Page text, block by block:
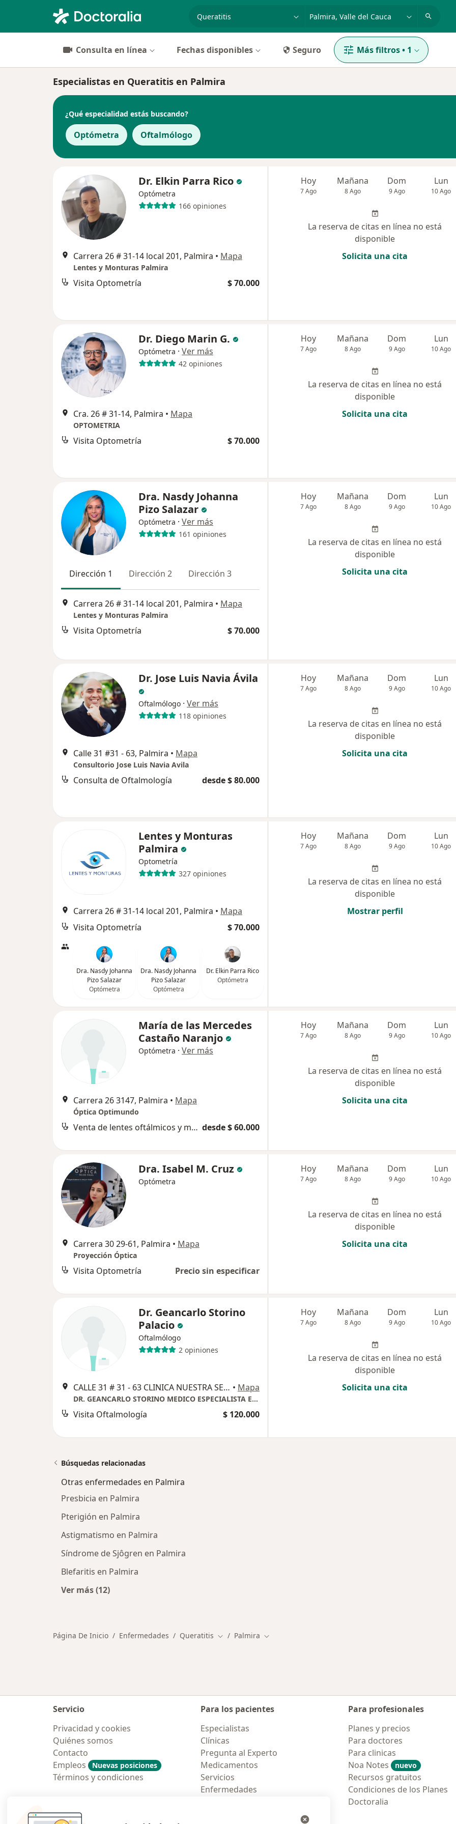
Consulta en línea Fechas disponibles Seguro Más filtros• 1
Especialistas en Queratitis en Palmira
¿Qué especialidad estás buscando?
Optómetra Oftalmólogo
Dr. Elkin Parra Rico
Optómetra
166 opiniones
Carrera 26 # 31-14 local 201, Palmira • Mapa
Lentes y Monturas Palmira
Visita Optometría $ 70.000
Hoy
7 Ago
Mañana
8 Ago
Dom
9 Ago
Lun
10 Ago
La reserva de citas en línea no está
disponible
Solicita una cita
Dr. Diego Marin G.
Optómetra · Ver más
42 opiniones
Cra. 26 # 31-14, Palmira • Mapa
OPTOMETRIA
Visita Optometría $ 70.000
Hoy
7 Ago
Mañana
8 Ago
Dom
9 Ago
Lun
10 Ago
La reserva de citas en línea no está
disponible
Solicita una cita
Dra. Nasdy Johanna
Pizo Salazar
Optómetra · Ver más
161 opiniones
Dirección 1 Dirección 2 Dirección 3
Carrera 26 # 31-14 local 201, Palmira • Mapa
Lentes y Monturas Palmira
Visita Optometría $ 70.000
Hoy
7 Ago
Mañana
8 Ago
Dom
9 Ago
Lun
10 Ago
La reserva de citas en línea no está
disponible
Solicita una cita
Dr. Jose Luis Navia Ávila
Oftalmólogo · Ver más
118 opiniones
Calle 31 #31 - 63, Palmira • Mapa
Consultorio Jose Luis Navia Avila
Consulta de Oftalmología desde $ 80.000
Hoy
7 Ago
Mañana
8 Ago
Dom
9 Ago
Lun
10 Ago
La reserva de citas en línea no está
disponible
Solicita una cita
Lentes y Monturas
Palmira
Optometría
327 opiniones
Carrera 26 # 31-14 local 201, Palmira • Mapa
Visita Optometría
$ 70.000
Dra. Nasdy Johanna
Pizo Salazar
Optómetra
Dra. Nasdy Johanna
Pizo Salazar
Optómetra
Dr. Elkin Parra Rico
Optómetra
Hoy
7 Ago
Mañana
8 Ago
Dom
9 Ago
Lun
10 Ago
La reserva de citas en línea no está
disponible
Mostrar perfil
María de las Mercedes
Castaño Naranjo
Optómetra · Ver más
Carrera 26 3147, Palmira • Mapa
Óptica Optimundo
Venta de lentes oftálmicos y monturas desde $ 60.000
Hoy
7 Ago
Mañana
8 Ago
Dom
9 Ago
Lun
10 Ago
La reserva de citas en línea no está
disponible
Solicita una cita
Dra. Isabel M. Cruz
Optómetra
Carrera 30 29-61, Palmira • Mapa
Proyección Óptica
Visita Optometría Precio sin especificar
Hoy
7 Ago
Mañana
8 Ago
Dom
9 Ago
Lun
10 Ago
La reserva de citas en línea no está
disponible
Solicita una cita
Dr. Geancarlo Storino
Palacio
Oftalmólogo
2 opiniones
CALLE 31 # 31 - 63 CLINICA NUESTRA SEÑORA DEL PALMAR, Palmira • Mapa
DR. GEANCARLO STORINO MEDICO ESPECIALISTA EN OFTALMOLOGIA
Visita Oftalmología $ 120.000
Hoy
7 Ago
Mañana
8 Ago
Dom
9 Ago
Lun
10 Ago
La reserva de citas en línea no está
disponible
Solicita una cita
Búsquedas relacionadas
Otras enfermedades en Palmira
Presbicia en Palmira
Pterigión en Palmira
Astigmatismo en Palmira
Síndrome de Sjôgren en Palmira
Blefaritis en Palmira
Ver más (12)
Página De Inicio Enfermedades Queratitis Cambiar de ciudad
Palmira Cambiar de ciudad
Servicio
Privacidad y cookies
Quiénes somos
Contacto
Empleos
Nuevas posiciones
Términos y condiciones
Para los pacientes
Especialistas
Clínicas
Pregunta al Experto
Medicamentos
Servicios
Enfermedades
Para profesionales
Planes y precios
Para doctores
Para clinicas
Noa Notes
nuevo
Recursos gratuitos
Condiciones de los Planes
Doctoralia